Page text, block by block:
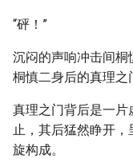
“砰！”
沉闷的声响冲击间
桐慎二身后的真理之
真理之门背后是一
止，其后猛然睁开
旋构成。